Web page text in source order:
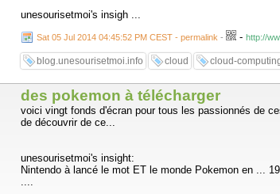
unesourisetmoi's insigh ...
Sat 05 Jul 2014 04:45:52 PM CEST - permalink - - http://
blog.unesourisetmoi.info cloud cloud-
des pokemon à télécharger
voici vingt fonds d'écran pour tous les passionnés de
de découvrir de ce...
unesourisetmoi's insight:
Nintendo à lancé le mot ET le monde Pokemon en ...
....